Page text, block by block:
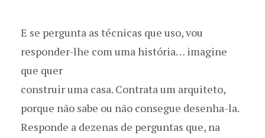
E se pergunta as técnicas que uso, vou
responder-lhe com uma história… imagine
que quer
construir uma casa. Contrata um arquiteto,
porque não sabe ou não consegue desenha-la.
Responde a dezenas de perguntas que, na